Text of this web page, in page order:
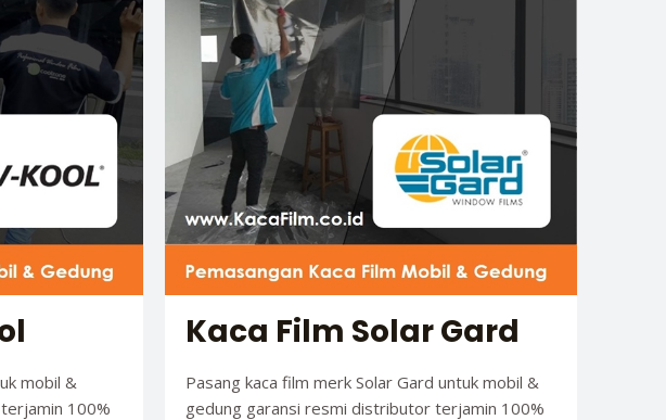
mobil &
100%
Kaca Film Solar Gard
Pasang kaca film merk Solar Gard untuk mobil &
gedung garansi resmi distributor terjamin 100%